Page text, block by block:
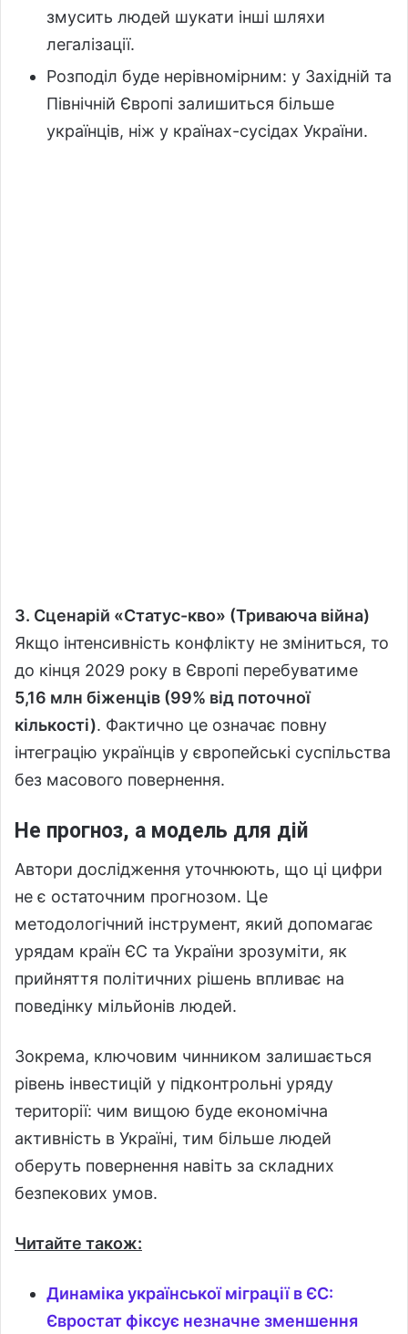
змусить людей шукати інші шляхи
легалізації.
Розподіл буде нерівномірним: у Західній та
Північній Європі залишиться більше
українців, ніж у країнах-сусідах України.
3. Сценарій «Статус-кво» (Триваюча війна)
Якщо інтенсивність конфлікту не зміниться, то
до кінця 2029 року в Європі перебуватиме
5,16 млн біженців (99% від поточної
кількості). Фактично це означає повну
інтеграцію українців у європейські суспільства
без масового повернення.
Не прогноз, а модель для дій
Автори дослідження уточнюють, що ці цифри
не є остаточним прогнозом. Це
методологічний інструмент, який допомагає
урядам країн ЄС та України зрозуміти, як
прийняття політичних рішень впливає на
поведінку мільйонів людей.
Зокрема, ключовим чинником залишається
рівень інвестицій у підконтрольні уряду
території: чим вищою буде економічна
активність в Україні, тим більше людей
оберуть повернення навіть за складних
безпекових умов.
Читайте також:
Динаміка української міграції в ЄС:
Євростат фіксує незначне зменшення